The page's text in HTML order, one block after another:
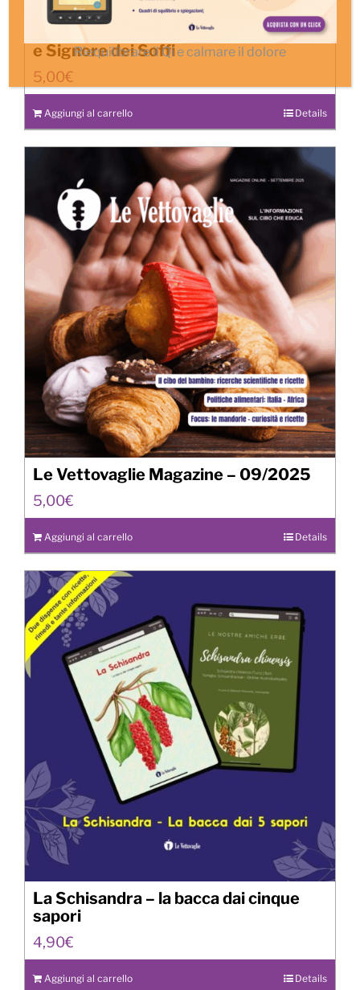
Il Polmone – Ministro dell’Imperatore
e Signore dei Soffi
5,00€
Aggiungi al carrello Details
Le Vettovaglie Magazine – 09/2025
5,00€
Aggiungi al carrello Details
La Schisandra – la bacca dai cinque
sapori
4,90€
Aggiungi al carrello Details
Riequilibrare il Qi e calmare il dolore